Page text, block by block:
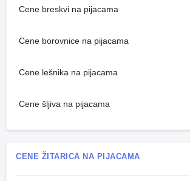
Cene breskvi na pijacama
Cene borovnice na pijacama
Cene lešnika na pijacama
Cene šljiva na pijacama
CENE ŽITARICA NA PIJACAMA